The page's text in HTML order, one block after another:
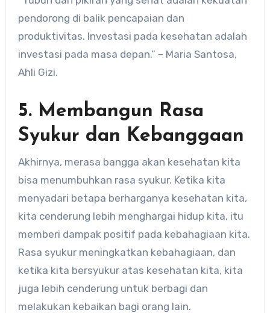
pendorong di balik pencapaian dan
produktivitas. Investasi pada kesehatan adalah
investasi pada masa depan.” – Maria Santosa,
Ahli Gizi.
5. Membangun Rasa
Syukur dan Kebanggaan
Akhirnya, merasa bangga akan kesehatan kita
bisa menumbuhkan rasa syukur. Ketika kita
menyadari betapa berharganya kesehatan kita,
kita cenderung lebih menghargai hidup kita, itu
memberi dampak positif pada kebahagiaan kita.
Rasa syukur meningkatkan kebahagiaan, dan
ketika kita bersyukur atas kesehatan kita, kita
juga lebih cenderung untuk berbagi dan
melakukan kebaikan bagi orang lain.